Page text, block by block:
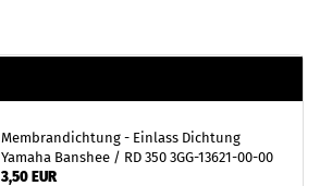
Membrandichtung - Einlass Dichtung
Yamaha Banshee / RD 350 3GG-13621-00-00
3,50 EUR